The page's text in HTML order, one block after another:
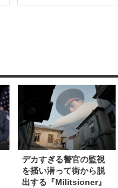
デカすぎる警官の監視
を掻い潜って街から脱
出する『Militsioner』